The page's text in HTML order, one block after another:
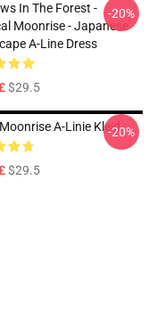
In The Forest -
Moonrise - Japanese
A-Line Dress
$29.5
-20%
A-Linie Kleid
$29.5
-20%